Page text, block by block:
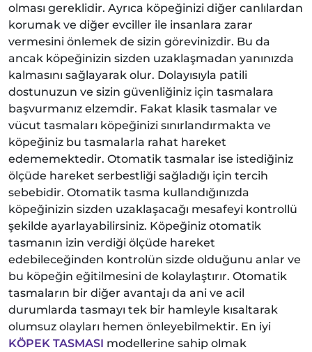
olması gereklidir. Ayrıca köpeğinizi diğer canlılardan
korumak ve diğer evciller ile insanlara zarar
vermesini önlemek de sizin görevinizdir. Bu da
ancak köpeğinizin sizden uzaklaşmadan yanınızda
kalmasını sağlayarak olur. Dolayısıyla patili
dostunuzun ve sizin güvenliğiniz için tasmalara
başvurmanız elzemdir. Fakat klasik tasmalar ve
vücut tasmaları köpeğinizi sınırlandırmakta ve
köpeğiniz bu tasmalarla rahat hareket
edememektedir. Otomatik tasmalar ise istediğiniz
ölçüde hareket serbestliği sağladığı için tercih
sebebidir. Otomatik tasma kullandığınızda
köpeğinizin sizden uzaklaşacağı mesafeyi kontrollü
şekilde ayarlayabilirsiniz. Köpeğiniz otomatik
tasmanın izin verdiği ölçüde hareket
edebileceğinden kontrolün sizde olduğunu anlar ve
bu köpeğin eğitilmesini de kolaylaştırır. Otomatik
tasmaların bir diğer avantajı da ani ve acil
durumlarda tasmayı tek bir hamleyle kısaltarak
olumsuz olayları hemen önleyebilmektir. En iyi
KÖPEK TASMASI modellerine sahip olmak